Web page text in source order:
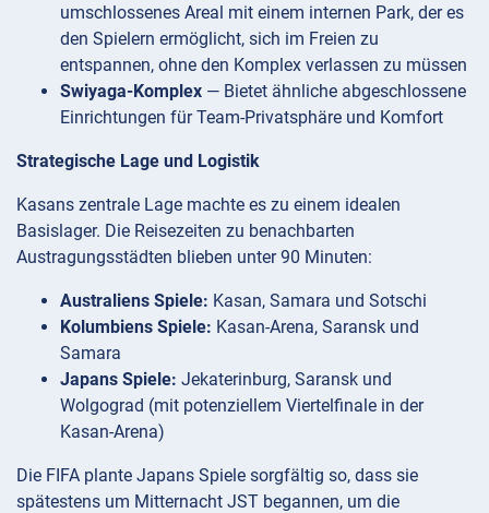
umschlossenes Areal mit einem internen Park, der es
den Spielern ermöglicht, sich im Freien zu
entspannen, ohne den Komplex verlassen zu müssen
Swiyaga-Komplex — Bietet ähnliche abgeschlossene
Einrichtungen für Team-Privatsphäre und Komfort
Strategische Lage und Logistik
Kasans zentrale Lage machte es zu einem idealen
Basislager. Die Reisezeiten zu benachbarten
Austragungsstädten blieben unter 90 Minuten:
Australiens Spiele: Kasan, Samara und Sotschi
Kolumbiens Spiele: Kasan-Arena, Saransk und
Samara
Japans Spiele: Jekaterinburg, Saransk und
Wolgograd (mit potenziellem Viertelfinale in der
Kasan-Arena)
Die FIFA plante Japans Spiele sorgfältig so, dass sie
spätestens um Mitternacht JST begannen, um die